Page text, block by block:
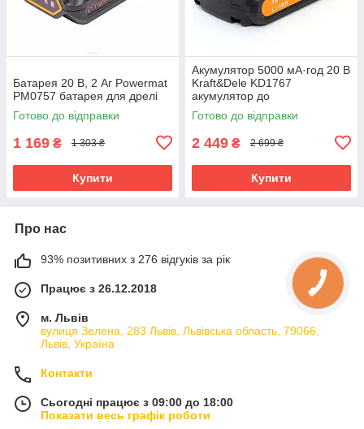
Батарея 20 В, 2 Аг Powermat
PM0757 батарея для дрелі
Готово до відправки
1 169 ₴ 1 303 ₴
Купити
Акумулятор 5000 мА·год 20 В
Kraft&Dele KD1767
акумулятор до
електронструментів
Готово до відправки
2 449 ₴ 2 699 ₴
Купити
Про нас
93% позитивних з 276 відгуків за рік
Працює з 26.12.2018
м. Львів
вулиця Зелена, 283 Львів, Львівська область, 79066,
Львів, Україна
Контакти
Сьогодні працює з 09:00 до 18:00
Показати весь графік роботи